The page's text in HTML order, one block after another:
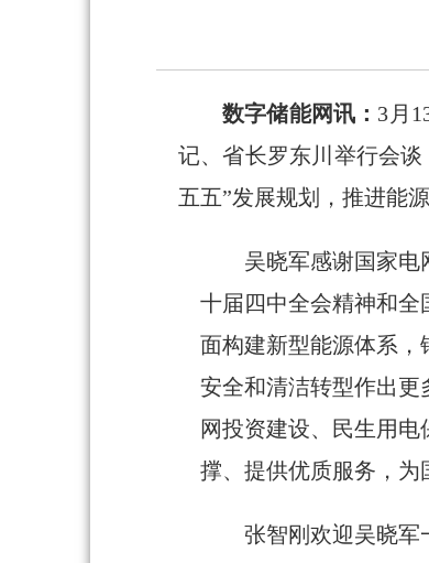
数字储能网讯： 3月
记、省长罗东川举行会
五五”发展规划，推进能
吴晓军感谢国家
十届四中全会精神和
面构建新型能源体系，
安全和清洁转型作出
网投资建设、民生用
撑、提供优质服务，为
张智刚欢迎吴晓军